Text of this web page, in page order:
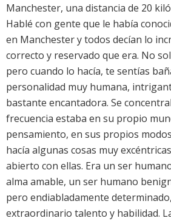
Manchester, una distancia de 20
Hablé con gente que le había
en Manchester y todos decían lo
correcto y reservado que era. No
pero cuando lo hacía, te sentías
personalidad muy humana,
bastante encantadora. Se
frecuencia estaba en su propio
pensamiento, en sus propios
hacía algunas cosas muy
abierto con ellas. Era un ser
alma amable, un ser humano
pero endiabladamente
extraordinario talento y habilidad.